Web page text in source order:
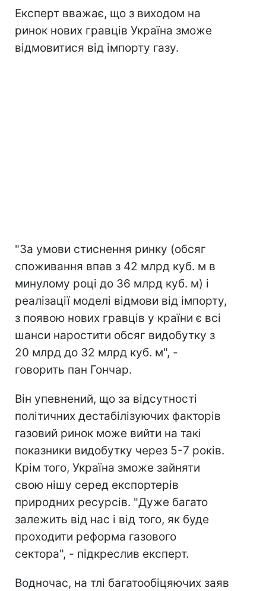
Експерт вважає, що з виходом на
ринок нових гравців Україна зможе
відмовитися від імпорту газу.
"За умови стиснення ринку (обсяг
споживання впав з 42 млрд куб. м в
минулому році до 36 млрд куб. м) і
реалізації моделі відмови від імпорту,
з появою нових гравців у країни є всі
шанси наростити обсяг видобутку з
20 млрд до 32 млрд куб. м", -
говорить пан Гончар.
Він упевнений, що за відсутності
політичних дестабілізуючих факторів
газовий ринок може вийти на такі
показники видобутку через 5-7 років.
Крім того, Україна зможе зайняти
свою нішу серед експортерів
природних ресурсів. "Дуже багато
залежить від нас і від того, як буде
проходити реформа газового
сектора", - підкреслив експерт.
Водночас, на тлі багатообіцяючих заяв